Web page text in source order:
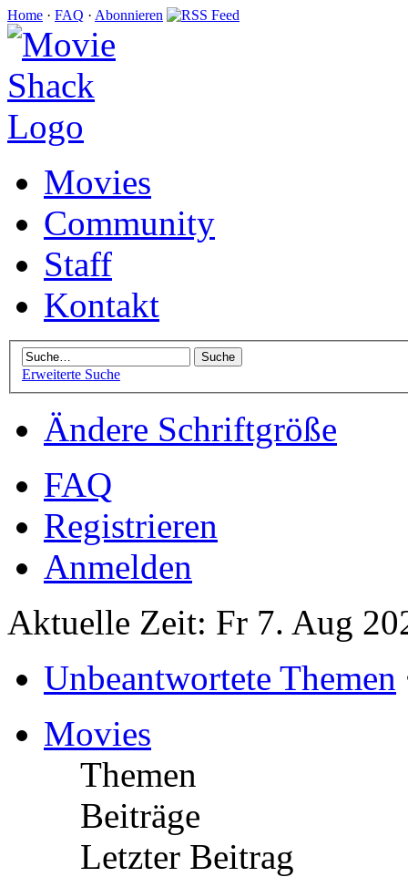
Home · FAQ · Abonnieren
Movies
Community
Staff
Kontakt
Erweiterte Suche
Ändere Schriftgröße
FAQ
Registrieren
Anmelden
Aktuelle Zeit: Fr 7. Aug
Unbeantwortete Themen
Movies
Themen
Beiträge
Letzter Beitrag